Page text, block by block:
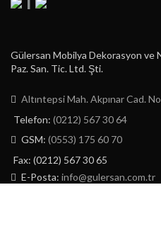
Gülersan Mobilya Dekorasyon ve
Paz. San. Tic. Ltd. Şti.
Altıntepsi Mah. Akpınar Cad.
Telefon: (0212) 567 30 64
GSM: (0553) 175 60 70
Fax: (0212) 567 30 65
E-Posta: info@gulersan.com.tr